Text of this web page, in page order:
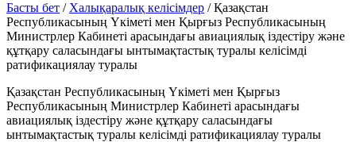
Басты бет / Халықаралық келісімдер /Қазақстан
Республикасының Үкіметі мен Қырғыз Республикасының
Министрлер Кабинеті арасындағы авиациялық іздестіру және
құтқару саласындағы ынтымақтастық туралы келісімді
ратификациялау туралы
Қазақстан Республикасының Үкіметі мен Қырғыз
Республикасының Министрлер Кабинеті арасындағы
авиациялық іздестіру және құтқару саласындағы
ынтымақтастық туралы келісімді ратификациялау туралы